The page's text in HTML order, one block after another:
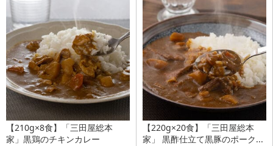
【210g×8食】「三田屋総本
家」黒鶏のチキンカレー
【220g×20食】「三田屋総本
家」 黒酢仕立て黒豚のポーク...